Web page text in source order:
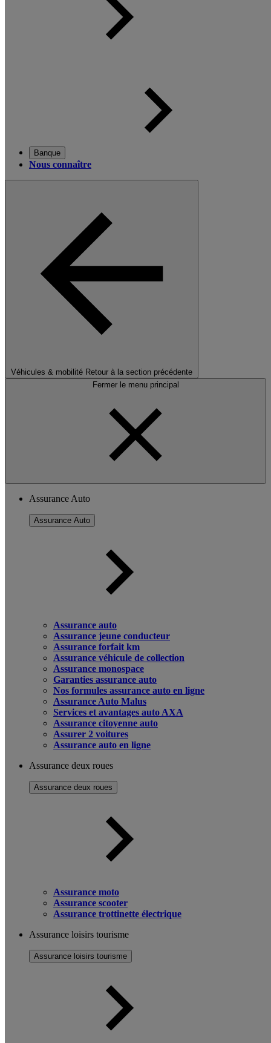
Banque
Nous connaître
Véhicules & mobilité Retour à la section précédente
Fermer le menu principal
Assurance Auto
Assurance Auto
Assurance auto
Assurance jeune conducteur
Assurance forfait km
Assurance véhicule de collection
Assurance monospace
Garanties assurance auto
Nos formules assurance auto en ligne
Assurance Auto Malus
Services et avantages auto AXA
Assurance citoyenne auto
Assurer 2 voitures
Assurance auto en ligne
Assurance deux roues
Assurance deux roues
Assurance moto
Assurance scooter
Assurance trottinette électrique
Assurance loisirs tourisme
Assurance loisirs tourisme